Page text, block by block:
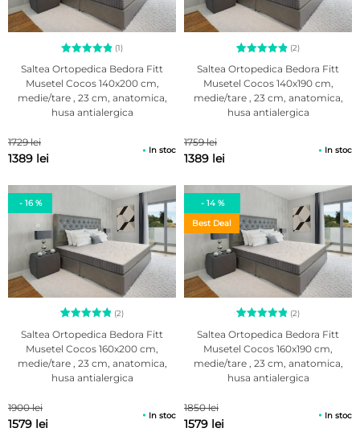
Evaluat la
5.00
din 5 pe
baza unei
singure
(1)
Saltea Ortopedica Bedora Fitt
Musetel Cocos 140x200 cm,
medie/tare , 23 cm, anatomica,
husa antialergica
1729 lei
1389 lei
In stoc
Evaluat la
5.00
din 5 pe
baza a
2
evaluări
(2)
Saltea Ortopedica Bedora Fitt
Musetel Cocos 140x190 cm,
medie/tare , 23 cm, anatomica,
husa antialergica
1759 lei
1389 lei
In stoc
- 16 %
Evaluat la
5.00
din 5 pe
baza a
2
evaluări
(2)
Saltea Ortopedica Bedora Fitt
Musetel Cocos 160x200 cm,
medie/tare , 23 cm, anatomica,
husa antialergica
1900 lei
1579 lei
In stoc
- 14 %
Best Deal
Evaluat la
5.00
din 5 pe
baza a
2
evaluări
(2)
Saltea Ortopedica Bedora Fitt
Musetel Cocos 160x190 cm,
medie/tare , 23 cm, anatomica,
husa antialergica
1850 lei
1579 lei
In stoc